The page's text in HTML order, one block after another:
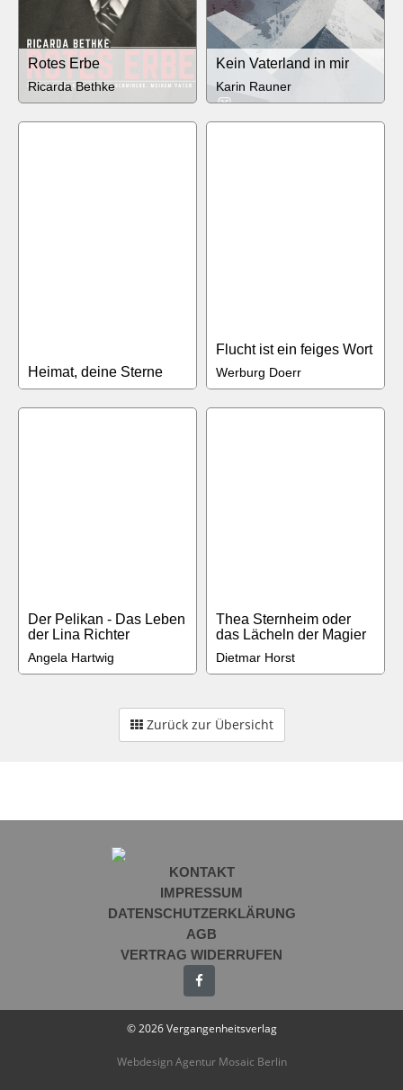
Rotes Erbe
Ricarda Bethke
Kein Vaterland in mir
Karin Rauner
Heimat, deine Sterne
Flucht ist ein feiges Wort
Werburg Doerr
Der Pelikan - Das Leben
der Lina Richter
Angela Hartwig
Thea Sternheim oder
das Lächeln der Magier
Dietmar Horst
Zurück zur Übersicht
KONTAKT
IMPRESSUM
DATENSCHUTZERKLÄRUNG
AGB
VERTRAG WIDERRUFEN
© 2026 Vergangenheitsverlag
Webdesign Agentur Mosaic Berlin